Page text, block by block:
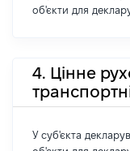
об'єкти для
4. Цінне
У суб'єкта